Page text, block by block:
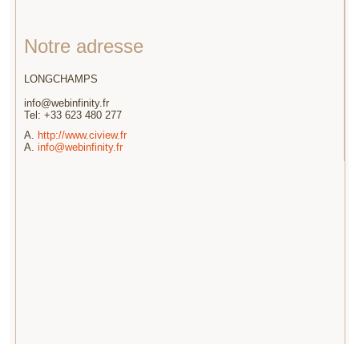
Notre adresse
LONGCHAMPS
info@webinfinity.fr
Tel: +33 623 480 277
A.
http://www.ciview.fr
A.info@webinfinity.fr